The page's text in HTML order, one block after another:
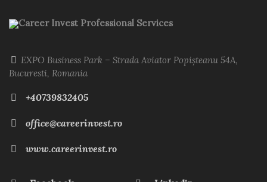
Career Invest Professional Services
EXPO Business Park – Strada Aviator Popișteanu 54A,
Bucuresti, Romania
+40739832405
office@careerinvest.ro
www.careerinvest.ro